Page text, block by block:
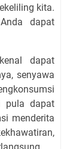
kita.
dapat
dapat
senyawa
pula dapat
menderita